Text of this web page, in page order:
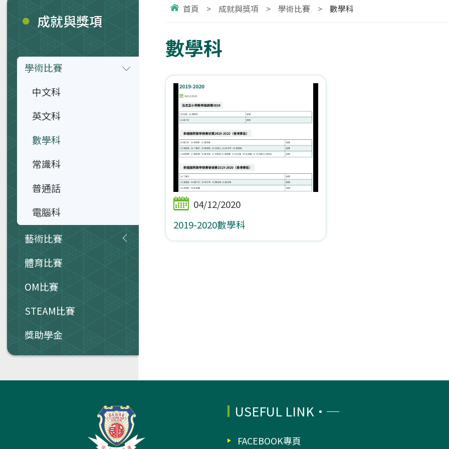
首頁 > 成就與獎項 > 學術比賽 > 數學科
數學科
04/12/2020
2019-2020數學科
成就與獎項
學術比賽
中文科
英文科
數學科
常識科
普通話
電腦科
藝術比賽
體育比賽
OM比賽
STEAM比賽
獎助學金
USEFUL LINK
FACEBOOK專頁